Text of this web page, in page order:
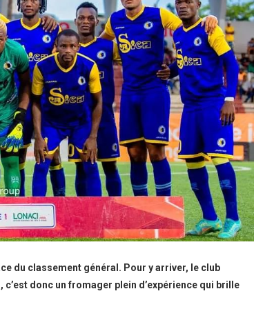
du classement général. Pour y arriver, le club
donc un fromager plein d’expérience qui brille